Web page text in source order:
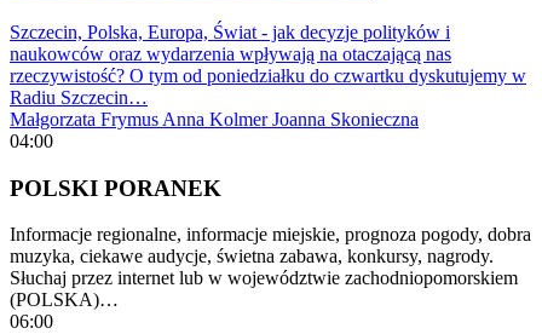
Szczecin, Polska, Europa, Świat - jak decyzje polityków i
naukowców oraz wydarzenia wpływają na otaczającą nas
rzeczywistość? O tym od poniedziałku do czwartku dyskutujemy w
Radiu Szczecin…
Małgorzata Frymus Anna Kolmer Joanna Skonieczna
04:00
POLSKI PORANEK
Informacje regionalne, informacje miejskie, prognoza pogody, dobra
muzyka, ciekawe audycje, świetna zabawa, konkursy, nagrody.
Słuchaj przez internet lub w województwie zachodniopomorskiem
(POLSKA)…
06:00